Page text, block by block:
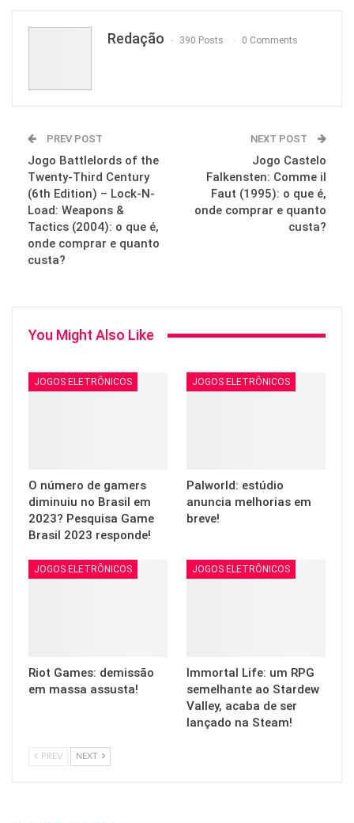
Email
Redação 390 Posts 0 Comments
PREV POST
Jogo Battlelords of the
Twenty-Third Century
(6th Edition) – Lock-N-
Load: Weapons &
Tactics (2004): o que é,
onde comprar e quanto
custa?
NEXT POST
Jogo Castelo
Falkensten: Comme il
Faut (1995): o que é,
onde comprar e quanto
custa?
You Might Also Like
JOGOS ELETRÔNICOS
O número de gamers
diminuiu no Brasil em
2023? Pesquisa Game
Brasil 2023 responde!
JOGOS ELETRÔNICOS
Palworld: estúdio
anuncia melhorias em
breve!
JOGOS ELETRÔNICOS
Riot Games: demissão
em massa assusta!
JOGOS ELETRÔNICOS
Immortal Life: um RPG
semelhante ao Stardew
Valley, acaba de ser
lançado na Steam!
PREV NEXT